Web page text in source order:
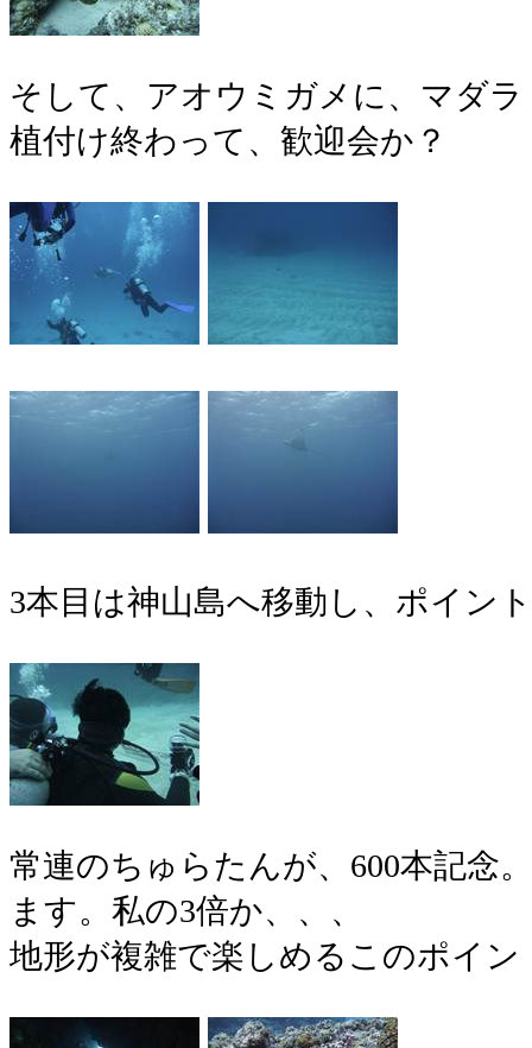
そして、アオウミガメに、マダ
植付け終わって、歓迎会か？
3本目は神山島へ移動し、ポイン
常連のちゅらたんが、600本記念
ます。私の3倍か、、、
地形が複雑で楽しめるこのポイ